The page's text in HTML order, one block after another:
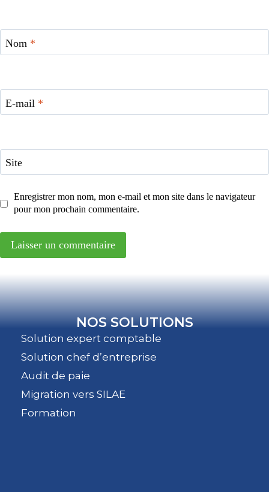
Nom *
E-mail *
Site
Enregistrer mon nom, mon e-mail et mon site dans le navigateur
pour mon prochain commentaire.
NOS SOLUTIONS
Solution expert comptable
Solution chef d’entreprise
Audit de paie
Migration vers SILAE
Formation